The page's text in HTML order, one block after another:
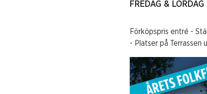
FREDAG & LÖRDAG
Förköpspris entré -
- Platser på Terrassen